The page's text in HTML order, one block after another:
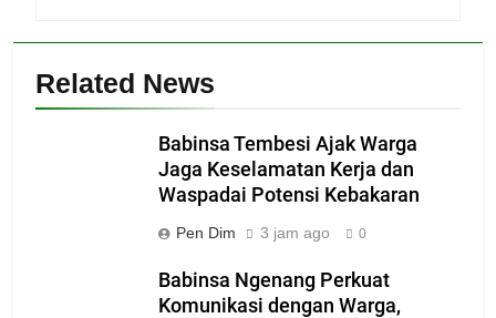
Related News
Babinsa Tembesi Ajak Warga
Jaga Keselamatan Kerja dan
Waspadai Potensi Kebakaran
Pen Dim 3 jam ago 0
Babinsa Ngenang Perkuat
Komunikasi dengan Warga,